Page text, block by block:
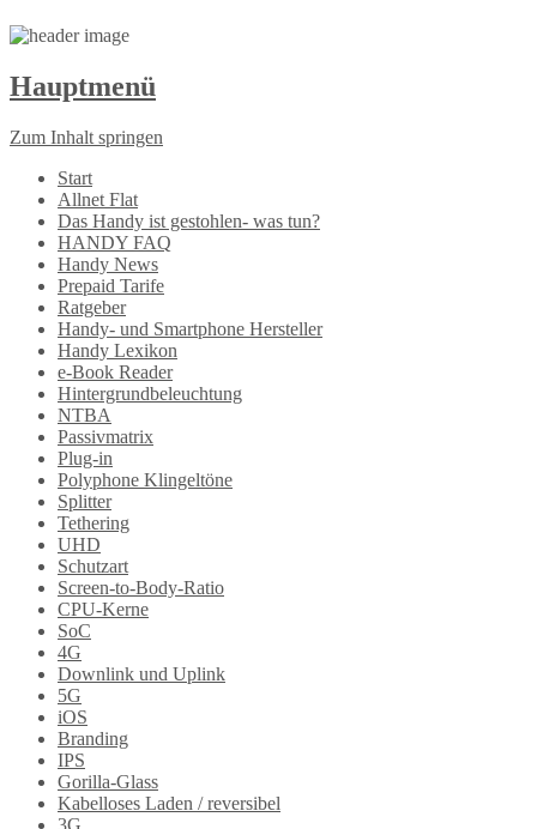
Hauptmenü
Zum Inhalt springen
Start
Allnet Flat
Das Handy ist gestohlen- was tun?
HANDY FAQ
Handy News
Prepaid Tarife
Ratgeber
Handy- und Smartphone Hersteller
Handy Lexikon
e-Book Reader
Hintergrundbeleuchtung
NTBA
Passivmatrix
Plug-in
Polyphone Klingeltöne
Splitter
Tethering
UHD
Schutzart
Screen-to-Body-Ratio
CPU-Kerne
SoC
4G
Downlink und Uplink
5G
iOS
Branding
IPS
Gorilla-Glass
Kabelloses Laden / reversibel